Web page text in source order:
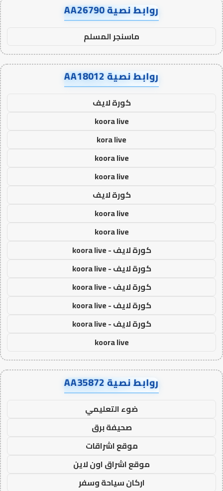
روابط نصية AA26790
ماسنجر المسلم
روابط نصية AA18012
كورة لايف
koora live
kora live
koora live
koora live
كورة لايف
koora live
koora live
كورة لايف - koora live
كورة لايف - koora live
كورة لايف - koora live
كورة لايف - koora live
كورة لايف - koora live
koora live
روابط نصية AA35872
ضوء التعليمي
صحيفة برق
موقع اشراقات
موقع اشراق اون لاين
اركان سياحة وسفر